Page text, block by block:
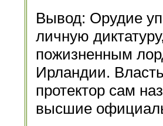
Вывод: Орудие
личную
пожизненным
Ирландии.
протектор сам
высшие